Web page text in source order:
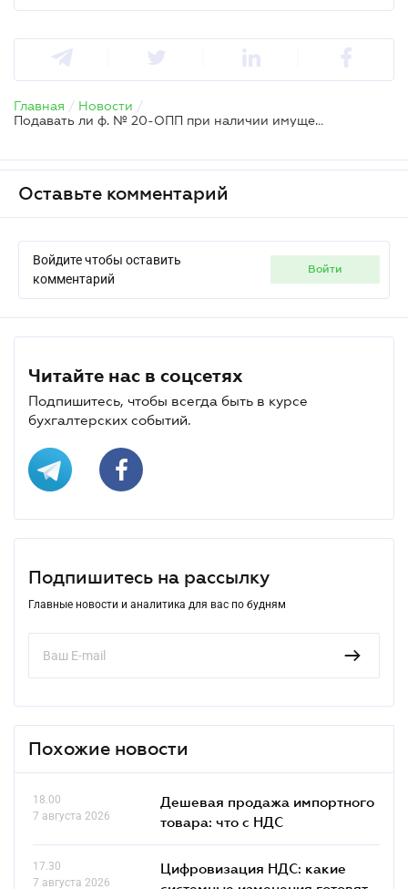
Главная / Новости /
Подавать ли ф. № 20-ОПП при наличии имущества исключительно на хранении по договору
Оставьте комментарий
Войдите чтобы оставить
комментарий
войти
Читайте нас в соцсетях
Подпишитесь, чтобы всегда быть в курсе
бухгалтерских событий.
Подпишитесь на рассылку
Главные новости и аналитика для вас по будням
Похожие новости
18.00
7 августа 2026
Дешевая продажа импортного
товара: что c НДС
17.30
7 августа 2026
Цифровизация НДС: какие